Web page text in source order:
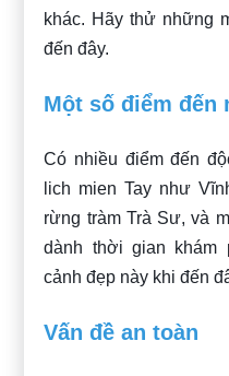
khác. Hãy thử những
đến đây.
Một số điểm đến
Có nhiều điểm đến
lich mien Tay như
rừng tràm Trà Sư, và
dành thời gian khám
cảnh đẹp này khi đến
Vấn đề an toàn